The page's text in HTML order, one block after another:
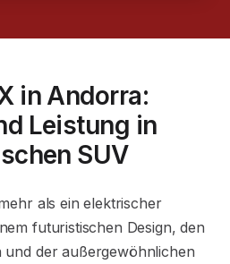
in Andorra:
Leistung in
SUV
als ein elektrischer
futuristischen Design, den
der außergewöhnlichen